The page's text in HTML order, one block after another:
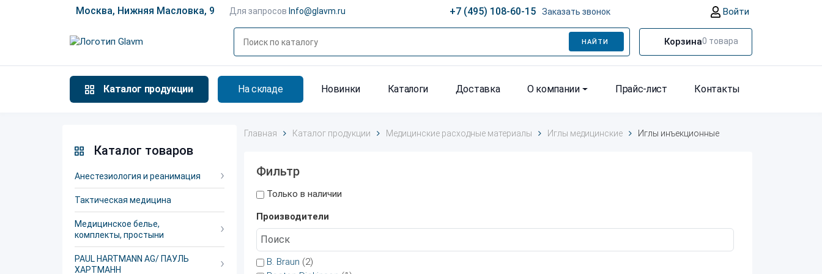
Москва, Нижняя Масловка, 9 Для запросов Info@glavm.ru +7 (495) 108-60-15 Заказать звонок Войти
НАЙТИ Корзина0 товара
Каталог продукции На складе Новинки Каталоги Доставка О компании Прайс-лист Контакты
Каталог товаров
Анестезиология и реанимация
Тактическая медицина
Медицинское белье,
комплекты, простыни
PAUL HARTMANN AG/ ПАУЛЬ
ХАРТМАНН
Главная Каталог продукции Медицинские расходные материалы Иглы медицинские Иглы инъекционные
Фильтр
Только в наличии
Производители
B. Braun (2)